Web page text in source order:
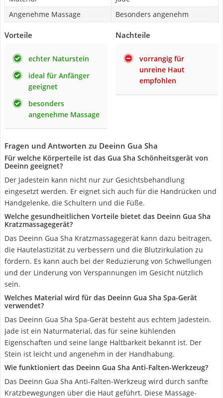
Angenehme Massage
Besonders angenehm
Vorteile
echter Naturstein
ideal für Anfänger
geeignet
besonders
angenehme Massage
Nachteile
vorrangig für
unreine Haut
empfohlen
Fragen und Antworten zu Deeinn Gua Sha
Für welche Körperteile ist das Gua Sha Schönheitsgerät von
Deeinn geeignet?
Der Jadestein kann nicht nur zur Gesichtsbehandlung
eingesetzt werden. Er eignet sich auch für die Handrücken und
Handgelenke, die Schultern und die Füße.
Welche gesundheitlichen Vorteile bietet das Deeinn Gua Sha
Kratzmassagegerät?
Das Deeinn Gua Sha Kratzmassagegerät kann dazu beitragen,
die Hautelastizität zu verbessern und die Blutzirkulation zu
fördern. Es kann auch bei der Reduzierung von Schwellungen
und der Linderung von Verspannungen im Gesicht nützlich
sein.
Welches Material wird für das Deeinn Gua Sha Spa-Gerät
verwendet?
Das Deeinn Gua Sha Spa-Gerät besteht aus echtem Jadestein.
Jade ist ein Naturmaterial, das für seine kühlenden
Eigenschaften und seine lange Haltbarkeit bekannt ist. Der
Stein ist leicht und angenehm in der Handhabung.
Wie funktioniert das Deeinn Gua Sha Anti-Falten-Werkzeug?
Das Deeinn Gua Sha Anti-Falten-Werkzeug wird durch sanfte
Kratzbewegungen über die Haut geführt. Diese Massage-